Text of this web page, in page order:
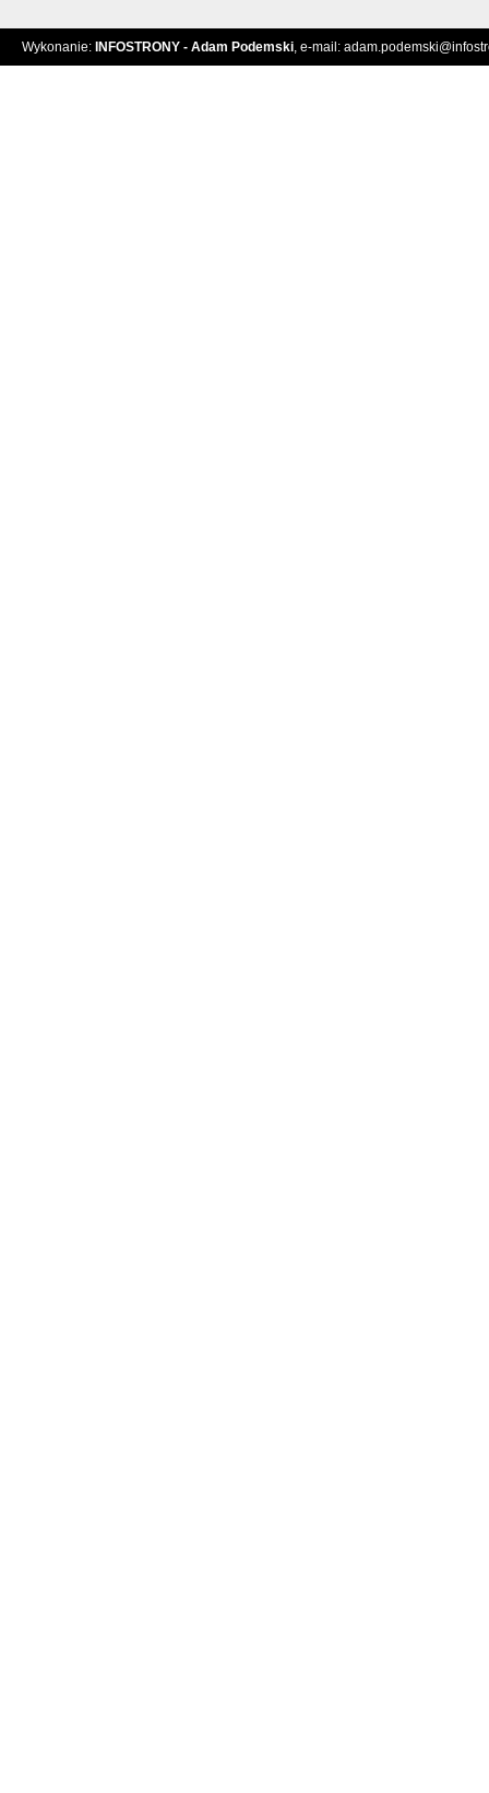
Wykonanie: INFOSTRONY - Adam Podemski, e-mail: